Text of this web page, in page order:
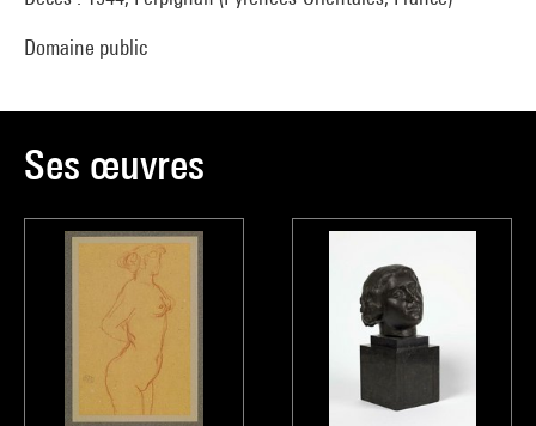
Domaine public
Ses œuvres